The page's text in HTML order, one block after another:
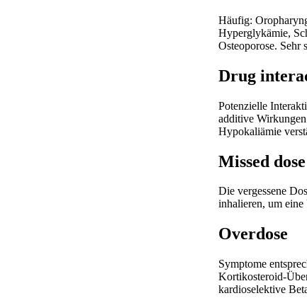
Häufig:
Hyperglykämie,
Osteoporose. Sehr
Drug
Potenzielle
additive
Hypokaliämie
Missed dose
Die vergessene
inhalieren, um
Overdose
Symptome
Kortikosteroid-
kardioselektive